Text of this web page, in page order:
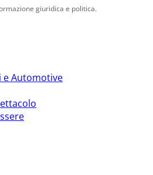
giuridica e politica.
Automotive